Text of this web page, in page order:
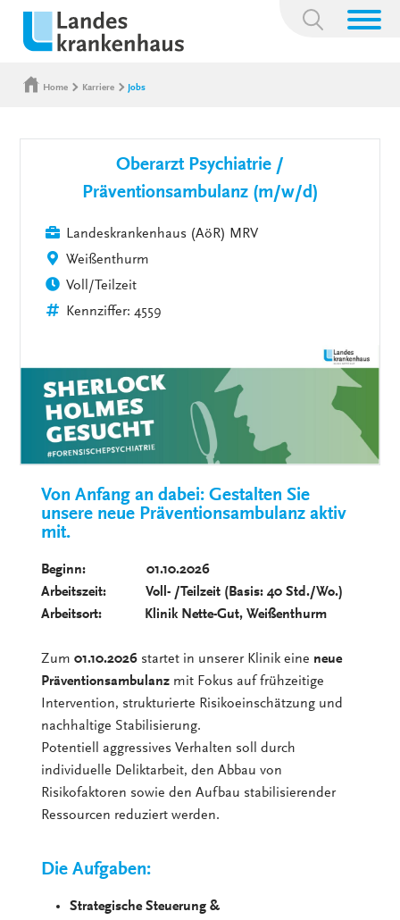
Suchbegriff:
Home Karriere Jobs
Oberarzt Psychiatrie /
Präventionsambulanz (m/w/d)
Landeskrankenhaus (AöR) MRV
Weißenthurm
Voll/Teilzeit
Kennziffer: 4559
Von Anfang an dabei: Gestalten Sie
unsere neue Präventionsambulanz aktiv
mit.
Beginn: 01.10.2026
Arbeitszeit: Voll- /Teilzeit (Basis: 40 Std./Wo.)
Arbeitsort: Klinik Nette-Gut, Weißenthurm
Zum01.10.2026 startet in unserer Klinik eine neue
Präventionsambulanz mit Fokus auf frühzeitige
Intervention, strukturierte Risikoeinschätzung und
nachhaltige Stabilisierung.
Potentiell aggressives Verhalten soll durch
individuelle Deliktarbeit, den Abbau von
Risikofaktoren sowie den Aufbau stabilisierender
Ressourcen reduziert werden.
Die Aufgaben:
Strategische Steuerung &